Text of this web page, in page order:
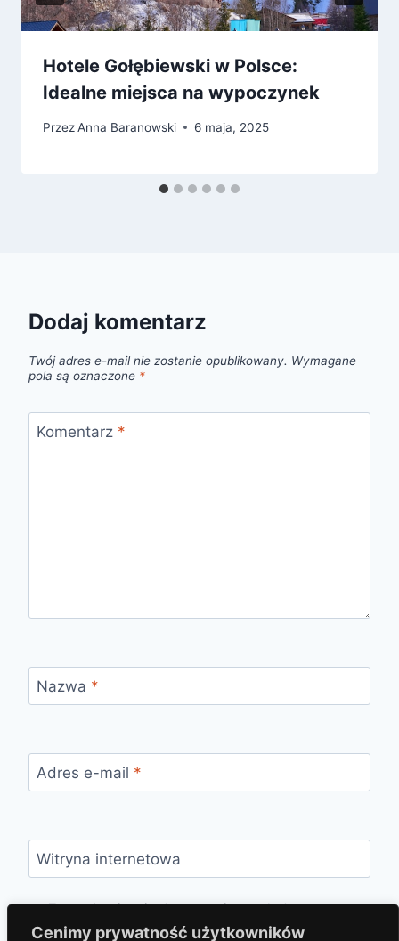
Cenimy prywatność użytkowników
Hotele Gołębiewski w Polsce:
Idealne miejsca na wypoczynek
PrzezAnna Baranowski 6 maja, 2025
Dodaj komentarz
Twój adres e-mail nie zostanie opublikowany. Wymagane
pola są oznaczone *
Komentarz *
Nazwa *
Adres e-mail *
Witryna internetowa
Zapamiętaj moje dane w tej przeglądarce
podczas pisania kolejnych komentarzy.